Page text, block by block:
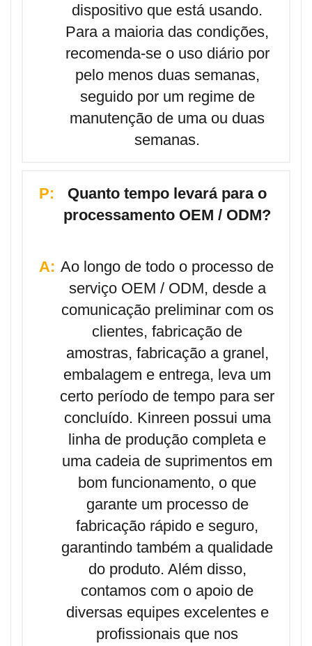
dispositivo que está usando.
Para a maioria das condições,
recomenda-se o uso diário por
pelo menos duas semanas,
seguido por um regime de
manutenção de uma ou duas
semanas.
P:
Quanto tempo levará para o
processamento OEM / ODM?
A: Ao longo de todo o processo de
serviço OEM / ODM, desde a
comunicação preliminar com os
clientes, fabricação de
amostras, fabricação a granel,
embalagem e entrega, leva um
certo período de tempo para ser
concluído. Kinreen possui uma
linha de produção completa e
uma cadeia de suprimentos em
bom funcionamento, o que
garante um processo de
fabricação rápido e seguro,
garantindo também a qualidade
do produto. Além disso,
contamos com o apoio de
diversas equipes excelentes e
profissionais que nos